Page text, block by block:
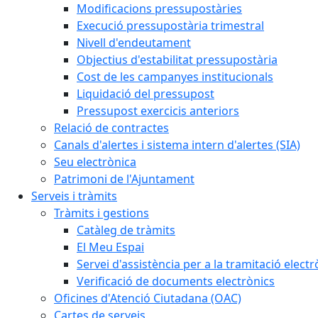
Modificacions pressupostàries
Execució pressupostària trimestral
Nivell d'endeutament
Objectius d'estabilitat pressupostària
Cost de les campanyes institucionals
Liquidació del pressupost
Pressupost exercicis anteriors
Relació de contractes
Canals d'alertes i sistema intern d'alertes (SIA)
Seu electrònica
Patrimoni de l'Ajuntament
Serveis i tràmits
Tràmits i gestions
Catàleg de tràmits
El Meu Espai
Servei d'assistència per a la tramitació
Verificació de documents electrònics
Oficines d'Atenció Ciutadana (OAC)